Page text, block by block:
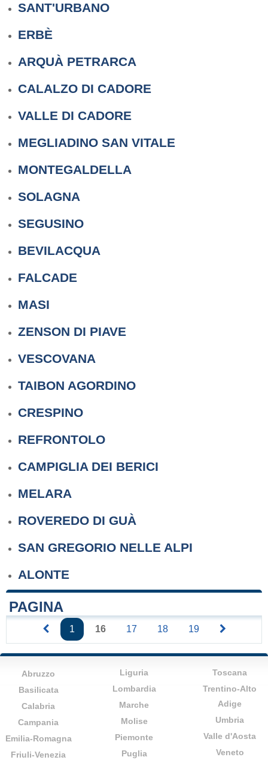
SANT'URBANO
ERBÈ
ARQUÀ PETRARCA
CALALZO DI CADORE
VALLE DI CADORE
MEGLIADINO SAN VITALE
MONTEGALDELLA
SOLAGNA
SEGUSINO
BEVILACQUA
FALCADE
MASI
ZENSON DI PIAVE
VESCOVANA
TAIBON AGORDINO
CRESPINO
REFRONTOLO
CAMPIGLIA DEI BERICI
MELARA
ROVEREDO DI GUÀ
SAN GREGORIO NELLE ALPI
ALONTE
PAGINA
1 16 17 18 19
Abruzzo
Basilicata
Calabria
Campania
Emilia-Romagna
Friuli-Venezia
Liguria
Lombardia
Marche
Molise
Piemonte
Puglia
Toscana
Trentino-Alto
Adige
Umbria
Valle d'Aosta
Veneto